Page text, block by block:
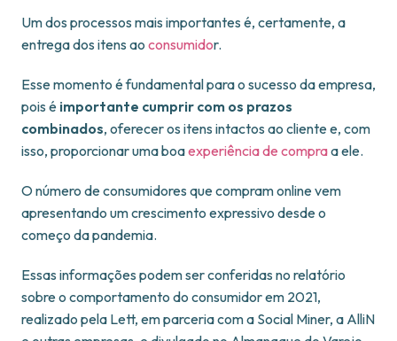
Um dos processos mais importantes é, certamente, a
entrega dos itens ao consumidor.
Esse momento é fundamental para o sucesso da empresa,
pois é importante cumprir com os prazos
combinados, oferecer os itens intactos ao cliente e, com
isso, proporcionar uma boaexperiência de compraa ele.
O número de consumidores que compram online vem
apresentando um crescimento expressivo desde o
começo da pandemia.
Essas informações podem ser conferidas no relatório
sobre o comportamento do consumidor em 2021,
realizado pela Lett, em parceria com a Social Miner, a AlliN